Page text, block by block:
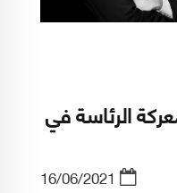
الرئاسة في
16/06/2021